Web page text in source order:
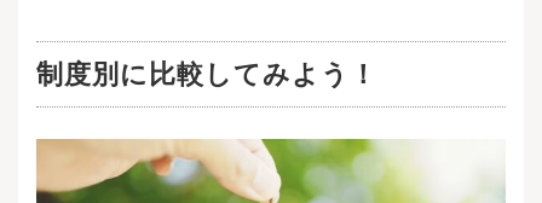
制度別に比較してみよう！